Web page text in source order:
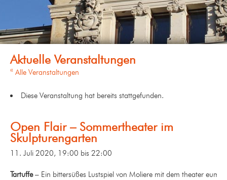
« Alle Veranstaltungen
Diese Veranstaltung hat bereits stattgefunden.
Open Flair – Sommertheater im
Skulpturengarten
11. Juli 2020, 19:00 bis 22:00
Tartuffe– Ein bittersüßes Lustspiel von Moliere mit dem theater